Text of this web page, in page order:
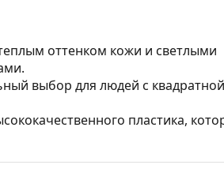
оттенком кожи и светлыми
выбор для людей с
пластика,